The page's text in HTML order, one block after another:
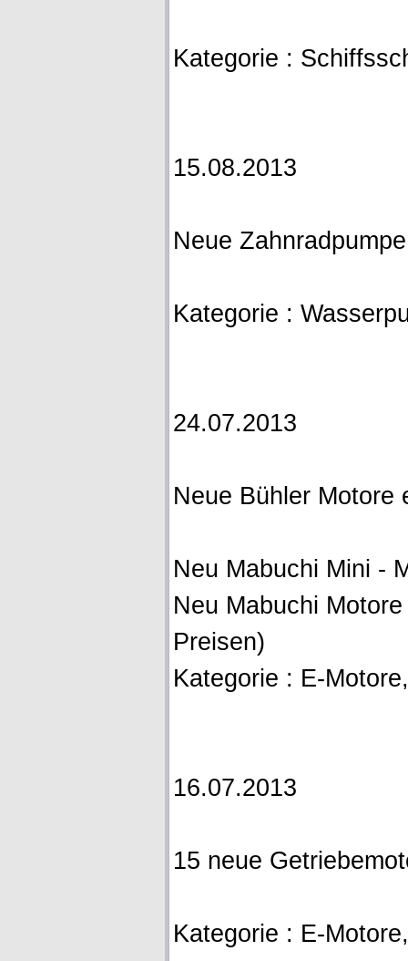
Kategorie :
15.08.2013
Neue
Kategorie :
24.07.2013
Neue Bühler Motore
Neu Mabuchi Mini -
Neu Mabuchi
Preisen)
Kategorie : E-
16.07.2013
15 neue
Kategorie : E-